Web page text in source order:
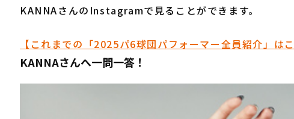
KANNAさんのInstagramで見ることができます。
【これまでの「2025パ6球団パフォーマー全員紹介」はこ
KANNAさんへ一問一答！